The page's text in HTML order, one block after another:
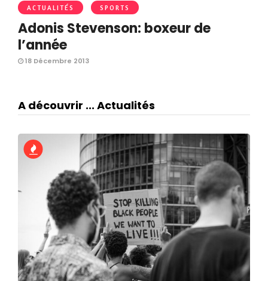
ACTUALITÉS SPORTS
Adonis Stevenson: boxeur de
l’année
18 Décembre 2013
A découvrir ... Actualités